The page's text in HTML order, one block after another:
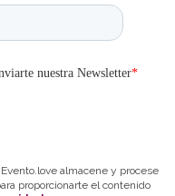
almacene y procese
proporcionarte el contenido